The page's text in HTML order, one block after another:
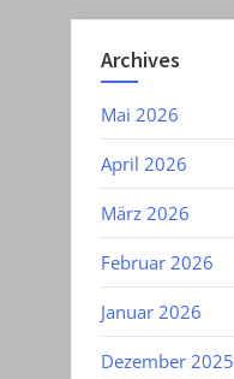
Archives
Mai 2026
April 2026
März 2026
Februar 2026
Januar 2026
Dezember 2025